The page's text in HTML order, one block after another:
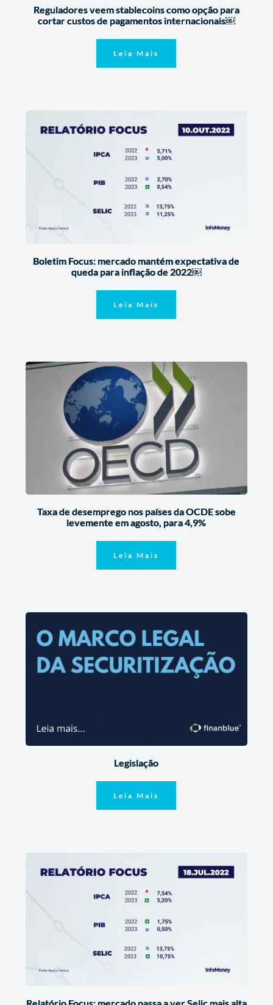
Reguladores veem stablecoins como opção para
cortar custos de pagamentos internacionais￼
Leia Mais
Boletim Focus: mercado mantém expectativa de
queda para inflação de 2022￼
Leia Mais
Taxa de desemprego nos países da OCDE sobe
levemente em agosto, para 4,9%
Leia Mais
Legislação
Leia Mais
Relatório Focus: mercado passa a ver Selic mais alta